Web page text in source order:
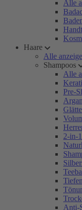
Alle
Haare
Alle
Shampoos
Alle
Pre-
2-in-
Anti-